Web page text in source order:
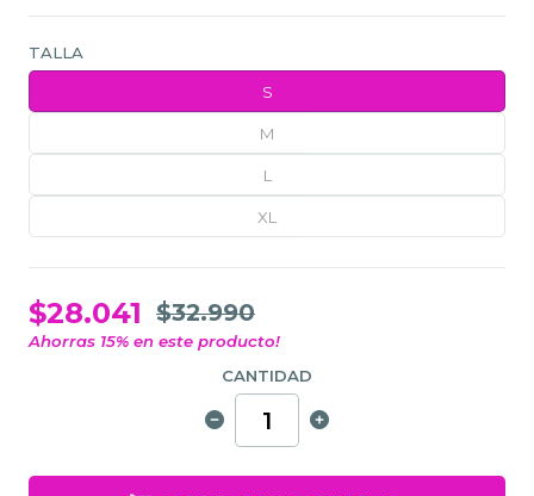
TALLA
S
M
L
XL
$28.041 $32.990
Ahorras 15% en este producto!
CANTIDAD